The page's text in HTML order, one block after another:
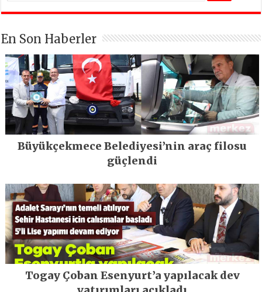
En Son Haberler
Büyükçekmece Belediyesi’nin araç filosu
güçlendi
Togay Çoban Esenyurt’a yapılacak dev